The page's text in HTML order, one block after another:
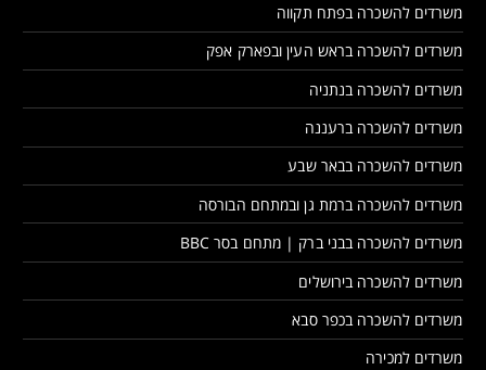
משרדים להשכרה בפתח תקווה
משרדים להשכרה בראש העין ובפארק אפק
משרדים להשכרה בנתניה
משרדים להשכרה ברעננה
משרדים להשכרה בבאר שבע
משרדים להשכרה ברמת גן ובמתחם הבורסה
משרדים להשכרה בבני ברק | מתחם בסר BBC
משרדים להשכרה בירושלים
משרדים להשכרה בכפר סבא
משרדים למכירה